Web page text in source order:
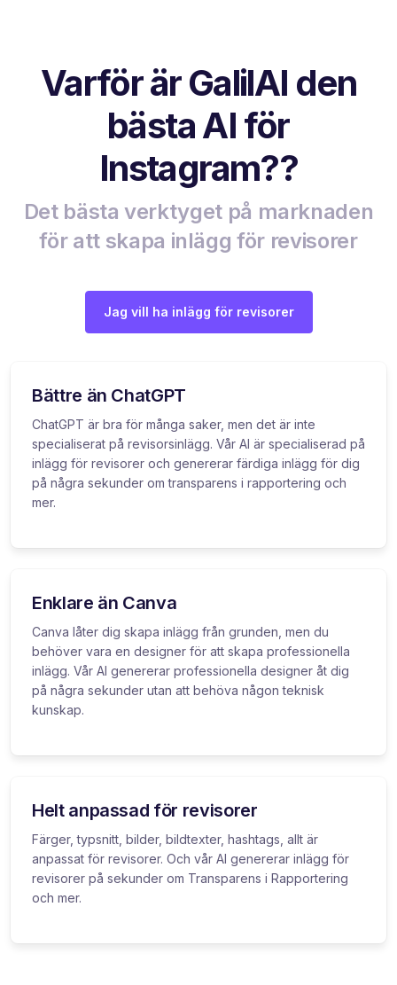
Varför är GalilAI den
bästa AI för
Instagram??
Det bästa verktyget på marknaden
för att skapa inlägg för revisorer
Jag vill ha inlägg för revisorer
Bättre än ChatGPT
ChatGPT är bra för många saker, men det är inte
specialiserat på revisorsinlägg. Vår AI är specialiserad på
inlägg för revisorer och genererar färdiga inlägg för dig
på några sekunder om transparens i rapportering och
mer.
Enklare än Canva
Canva låter dig skapa inlägg från grunden, men du
behöver vara en designer för att skapa professionella
inlägg. Vår AI genererar professionella designer åt dig
på några sekunder utan att behöva någon teknisk
kunskap.
Helt anpassad för revisorer
Färger, typsnitt, bilder, bildtexter, hashtags, allt är
anpassat för revisorer. Och vår AI genererar inlägg för
revisorer på sekunder om Transparens i Rapportering
och mer.